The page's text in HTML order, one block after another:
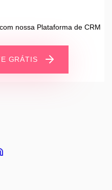
nossa Plataforma de CRM
GRÁTIS